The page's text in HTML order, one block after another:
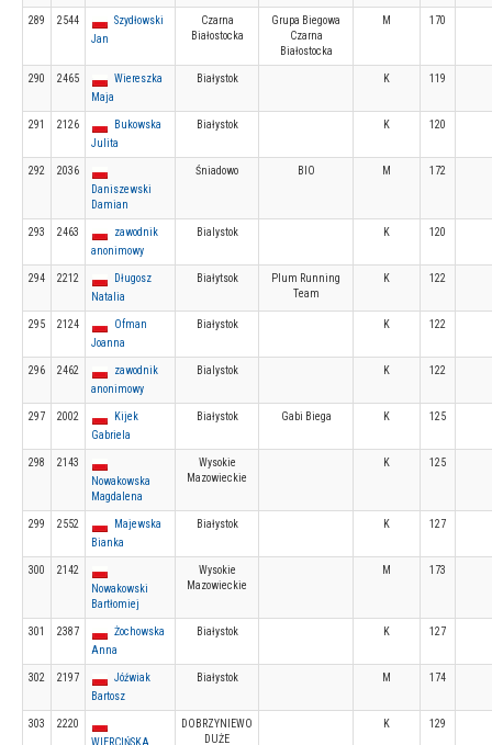
289 2544
Szydłowski
Jan
Czarna
Białostocka
Grupa Biegowa
Czarna
Białostocka
M 170
290 2465
Wiereszka
Maja
Białystok K 119
291 2126
Bukowska
Julita
Białystok K 120
292
2036
Daniszewski
Damian
Śniadowo BIO M 172
293 2463
zawodnik
anonimowy
Bialystok K 120
294 2212
Długosz
Natalia
Białytsok
Plum Running
Team
K 122
295 2124
Ofman
Joanna
Białystok K 122
296 2462
zawodnik
anonimowy
Bialystok K 122
297 2002
Kijek
Gabriela
Białystok Gabi Biega K 125
298
2143
Nowakowska
Magdalena
Wysokie
Mazowieckie
K 125
299 2552
Majewska
Bianka
Białystok K 127
300
2142
Nowakowski
Bartłomiej
Wysokie
Mazowieckie
M 173
301 2387
Żochowska
Anna
Białystok K 127
302 2197
Jóźwiak
Bartosz
Białystok M 174
303
2220
WIERCIŃSKA
DOBRZYNIEWO
DUŻE
K 129